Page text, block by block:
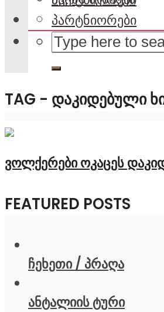
პარტნიორები
TAG - ᲓᲐᲙᲘᲓᲔᲑᲣᲚᲘ
ვოლქერები ოკაცეს
FEATURED POSTS
ჩეხეთი / პრაღა
ანტალიის ტური